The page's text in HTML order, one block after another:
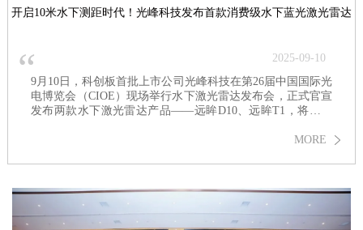
开启10米水下测距时代！光峰科技发布首款消费级水下蓝光激光雷达
“
2025-09-10
9月10日，科创板首批上市公司光峰科技在第26届中国国际光
电博览会（CIOE）现场举行水下激光雷达发布会，正式官宣
发布两款水下激光雷达产品——远眸D10、远眸T1，将覆盖
MORE